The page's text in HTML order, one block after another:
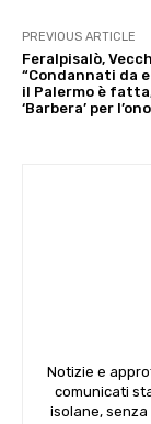
PREVIOUS ARTICLE
Feralpisalò,
“Condannati da
il Palermo è
‘Barbera’ per
Notizie e
comunicati
isolane,